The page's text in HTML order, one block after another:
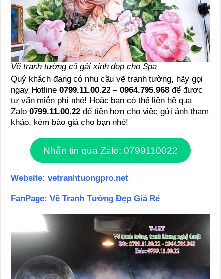
Vẽ tranh tường cô gái xinh đẹp cho Spa
Quý khách đang có nhu cầu vẽ tranh tường, hãy gọi
ngay Hotline0799.11.00.22 – 0964.795.968 để được
tư vấn miễn phí nhé! Hoặc bạn có thể liên hệ qua
Zalo0799.11.00.22 để tiện hơn cho việc gửi ảnh tham
khảo, kèm báo giá cho bạn nhé!
Nhắn tin qua Zalo: 0799110022
Website:vetranhtuongpro.net
FanPage:Vẽ Tranh Tường Đẹp Giá Rẻ